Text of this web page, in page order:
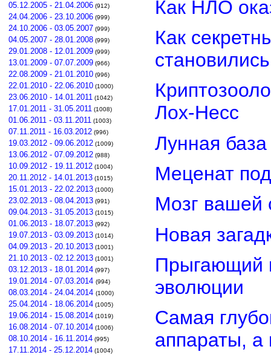
05.12.2005 - 21.04.2006 (912)
24.04.2006 - 23.10.2006 (999)
24.10.2006 - 03.05.2007 (999)
04.05.2007 - 28.01.2008 (999)
29.01.2008 - 12.01.2009 (999)
13.01.2009 - 07.07.2009 (966)
22.08.2009 - 21.01.2010 (996)
22.01.2010 - 22.06.2010 (1000)
23.06.2010 - 14.01.2011 (1042)
17.01.2011 - 31.05.2011 (1008)
01.06.2011 - 03.11.2011 (1003)
07.11.2011 - 16.03.2012 (996)
19.03.2012 - 09.06.2012 (1009)
13.06.2012 - 07.09.2012 (988)
10.09.2012 - 19.11.2012 (1004)
20.11.2012 - 14.01.2013 (1015)
15.01.2013 - 22.02.2013 (1000)
23.02.2013 - 08.04.2013 (991)
09.04.2013 - 31.05.2013 (1015)
01.06.2013 - 18.07.2013 (992)
19.07.2013 - 03.09.2013 (1014)
04.09.2013 - 20.10.2013 (1001)
21.10.2013 - 02.12.2013 (1001)
03.12.2013 - 18.01.2014 (997)
19.01.2014 - 07.03.2014 (994)
08.03.2014 - 24.04.2014 (1000)
25.04.2014 - 18.06.2014 (1005)
19.06.2014 - 15.08.2014 (1019)
16.08.2014 - 07.10.2014 (1006)
08.10.2014 - 16.11.2014 (995)
17.11.2014 - 25.12.2014 (1004)
Как НЛО
Как
Лох-Несс
Лунная
Меценат
Мозг вашей
Новая
Прыгающий
эволюции
Самая
аппараты, а